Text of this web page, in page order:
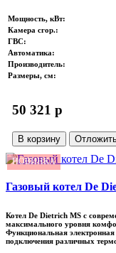
Мощность, кВт:
Камера сгор.:
ГВС:
Автоматика:
Производитель:
Размеры, см:
50 321 p
В корзину
НОВИНКА
Газовый котел De
Котел De Dietrich MS с
максимального уровня
Функциональная
подключения различных